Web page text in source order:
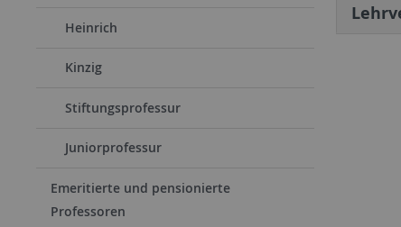
Heinrich
Kinzig
Stiftungsprofessur
Juniorprofessur
Emeritierte und pensionierte
Professoren